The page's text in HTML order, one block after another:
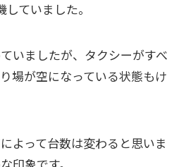
ていました。
いましたが、タクシーがすべ
場が空になっている状態もけ
よって台数は変わると思いま